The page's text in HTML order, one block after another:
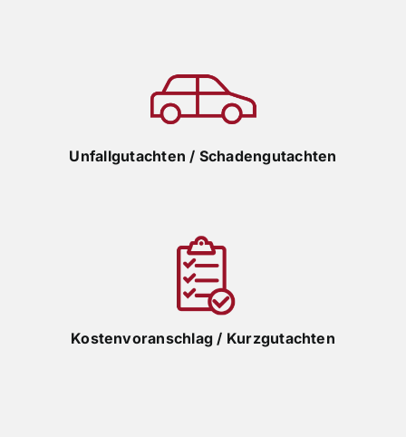
Unfallgutachten / Schadengutachten
Kostenvoranschlag / Kurzgutachten